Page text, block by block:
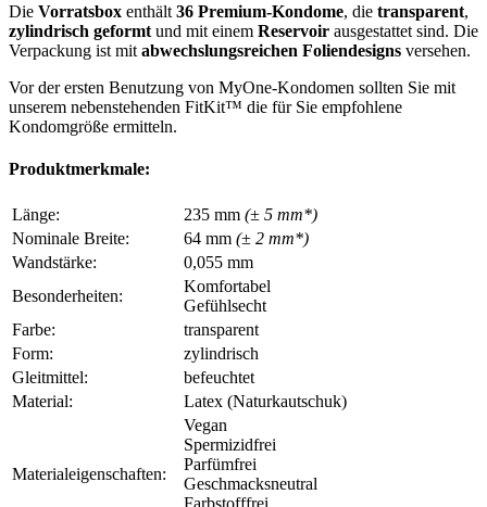
Die Vorratsbox enthält 36 Premium-Kondome, die transparent,
zylindrisch geformt und mit einem Reservoir ausgestattet sind. Die
Verpackung ist mit abwechslungsreichen Foliendesigns versehen.
Vor der ersten Benutzung von MyOne-Kondomen sollten Sie mit
unserem nebenstehenden FitKit™ die für Sie empfohlene
Kondomgröße ermitteln.
Produktmerkmale:
Länge: 235 mm (± 5 mm*)
Nominale Breite:
64 mm (± 2 mm*)
Wandstärke:
0,055 mm
Besonderheiten:
Komfortabel
Gefühlsecht
Farbe:
transparent
Form:
zylindrisch
Gleitmittel:
befeuchtet
Material:
Latex (Naturkautschuk)
Materialeigenschaften:
Vegan
Spermizidfrei
Parfümfrei
Geschmacksneutral